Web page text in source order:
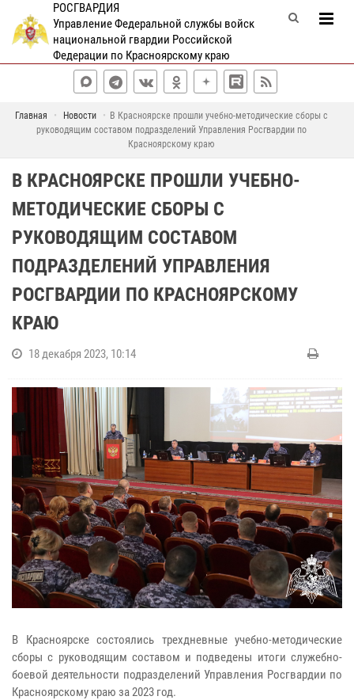
РОСГВАРДИЯ
Управление Федеральной службы войск
национальной гвардии Российской
Федерации по Красноярскому краю
Главная Новости
В Красноярске прошли учебно-методические сборы с
руководящим составом подразделений Управления Росгвардии по
Красноярскому краю
В КРАСНОЯРСКЕ ПРОШЛИ УЧЕБНО-
МЕТОДИЧЕСКИЕ СБОРЫ С
РУКОВОДЯЩИМ СОСТАВОМ
ПОДРАЗДЕЛЕНИЙ УПРАВЛЕНИЯ
РОСГВАРДИИ ПО КРАСНОЯРСКОМУ
КРАЮ
18 декабря 2023, 10:14
В Красноярске состоялись трехдневные учебно-методические
сборы с руководящим составом и подведены итоги служебно-
боевой деятельности подразделений Управления Росгвардии по
Красноярскому краю за 2023 год.